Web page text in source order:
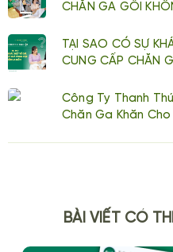
CHĂN GA GỐI
TẠI SAO CÓ SỰ
CUNG CẤP CHĂN
Công Ty Thanh
Chăn Ga Khăn Cho
BÀI VIẾT CÓ